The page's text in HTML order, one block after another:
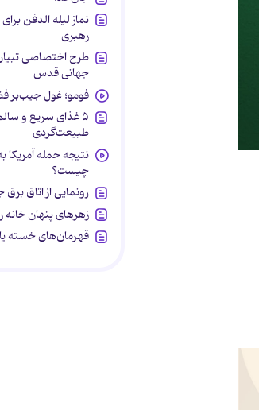
نماز لیله الدفن
رهبری
طرح اختصاصی
جهانی قدس
فومو؛ غول جیب‌بر
۵ غذای سریع و
طبیعت‌گردی
نتیجه حمله آمریکا
چیست؟
رونمایی از اتاق
زهرهای پنهان خانه
قهرمان‌های خسته